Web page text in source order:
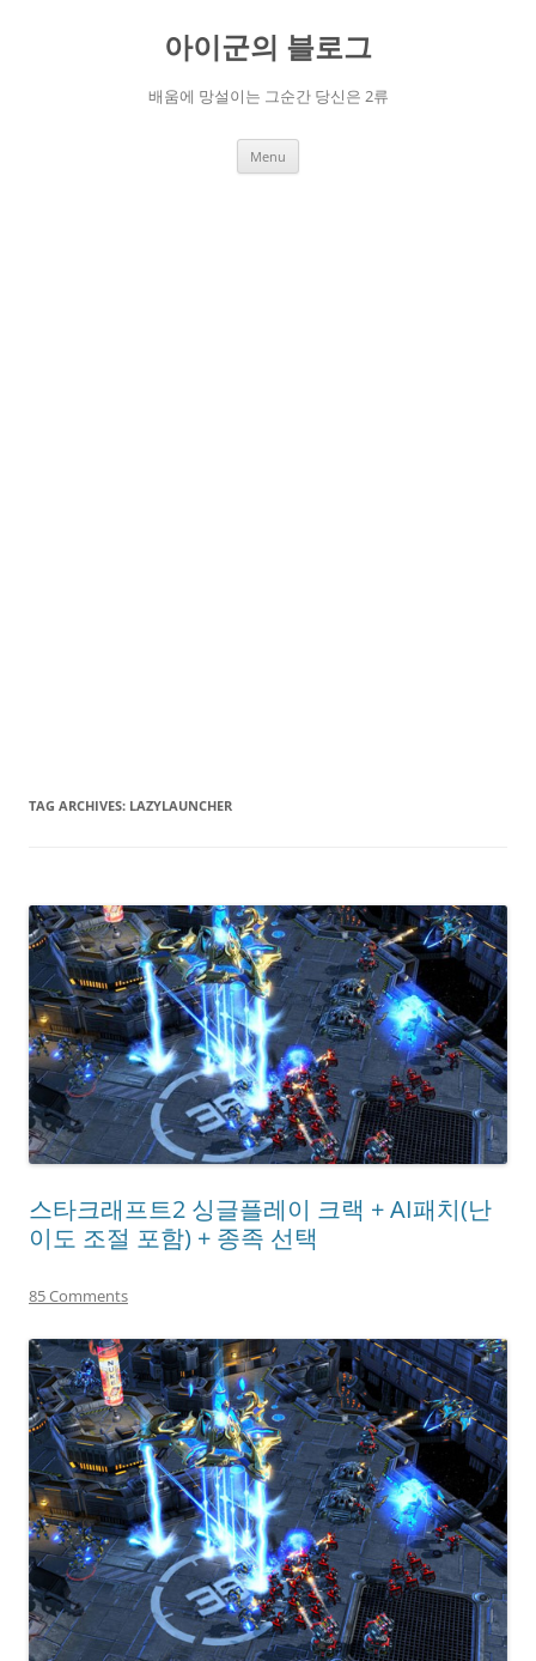
아이군의 블로그
배움에 망설이는 그순간 당신은 2류
Menu
TAG ARCHIVES: LAZYLAUNCHER
스타크래프트2 싱글플레이 크랙 + AI패치(난
이도 조절 포함) + 종족 선택
85 Comments